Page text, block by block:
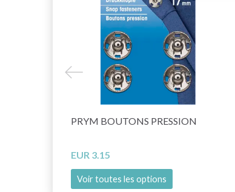
PRYM BOUTONS PRESSION
EUR 3.15
Voir toutes les options